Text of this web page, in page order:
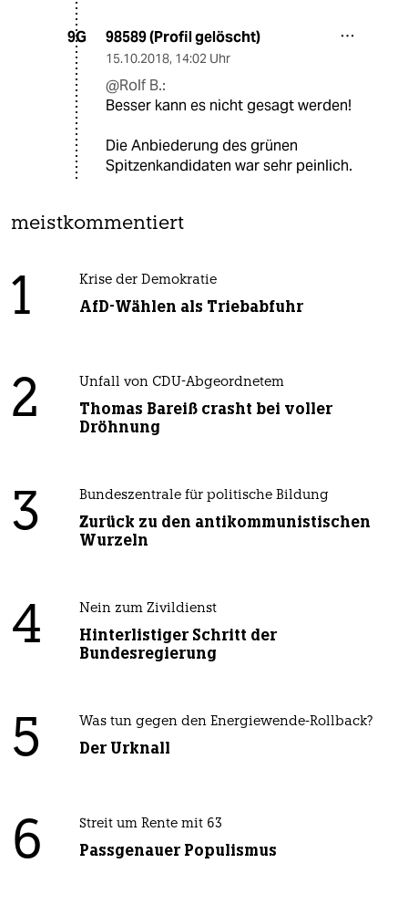
9G 98589 (Profil gelöscht)
15.10.2018, 14:02 Uhr
@Rolf B.:
Besser kann es nicht gesagt werden!
Die Anbiederung des grünen
Spitzenkandidaten war sehr peinlich.
meistkommentiert
1 Krise der Demokratie
AfD-Wählen als Triebabfuhr
2 Unfall von CDU-Abgeordnetem
Thomas Bareiß crasht bei voller
Dröhnung
3 Bundeszentrale für politische Bildung
Zurück zu den antikommunistischen
Wurzeln
4 Nein zum Zivildienst
Hinterlistiger Schritt der
Bundesregierung
5 Was tun gegen den Energiewende-Rollback?
Der Urknall
6 Streit um Rente mit 63
Passgenauer Populismus